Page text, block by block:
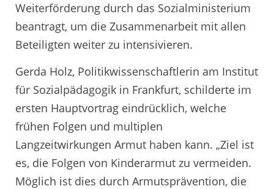
Weiterförderung durch das Sozialministerium
beantragt, um die Zusammenarbeit mit allen
Beteiligten weiter zu intensivieren.
Gerda Holz, Politikwissenschaftlerin am Institut
für Sozialpädagogik in Frankfurt, schilderte im
ersten Hauptvortrag eindrücklich, welche
frühen Folgen und multiplen
Langzeitwirkungen Armut haben kann. „Ziel ist
es, die Folgen von Kinderarmut zu vermeiden.
Möglich ist dies durch Armutsprävention, die